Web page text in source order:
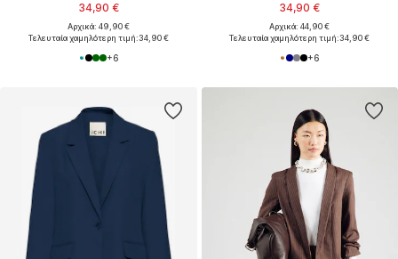
34,90 €
Αρχικά: 49,90 €
Τελευταία χαμηλότερη τιμή:34,90 €
+6
34,90 €
Αρχικά: 44,90 €
Τελευταία χαμηλότερη τιμή:34,90 €
+6